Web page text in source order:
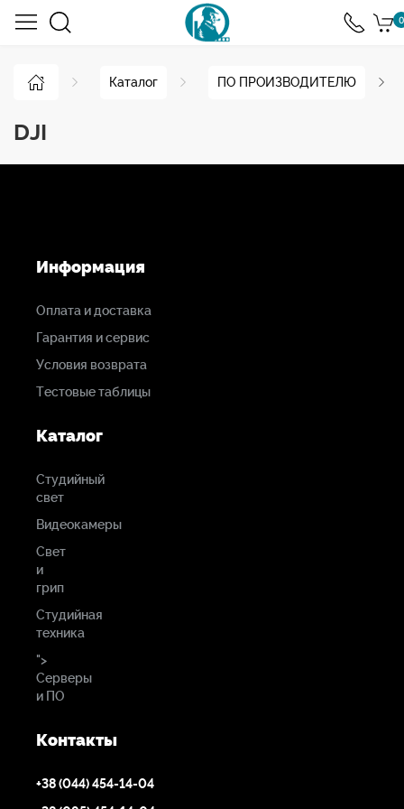
0
Каталог ПО ПРОИЗВОДИТЕЛЮ
DJI
Информация
Оплата и доставка
Гарантия и сервис
Условия возврата
Тестовые таблицы
Каталог
Студийный
свет
Видеокамеры
Свет
и
грип
Студийная
техника
">
Серверы
и ПО
Контакты
+38 (044) 454-14-04